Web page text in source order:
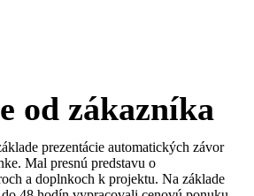
od zákazníka
prezentácie automatických závor
Mal presnú predstavu o
a doplnkoch k projektu. Na základe